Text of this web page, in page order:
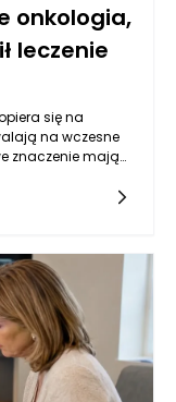
onkologia,
leczenie
się na
na wczesne
znaczenie mają
w krwi, które mogą
dzięki
stosuje się
mutacje
na bardziej
jest
zwiększa szanse na
życia pacjentów.